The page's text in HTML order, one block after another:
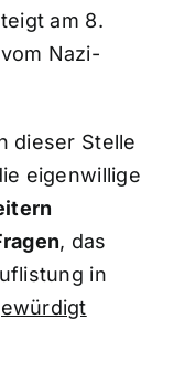
am 8.
Nazi-
dieser Stelle
eigenwillige
, das
in